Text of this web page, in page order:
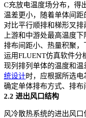
C充放电温度场分布，得
温差更小，随着单体间
对比平行顺排和梯形叉
上游和中游处最高温度
排布间距小、热量积聚
运用FLUENT仿真软件分
现列排列单体的温度和
统设计时，应根据所选电
确定单体排布方式、排布
2.2 进出风口结构
风冷散热系统的进出风